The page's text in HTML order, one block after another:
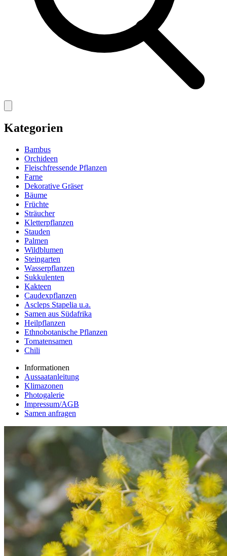
Kategorien
Bambus
Orchideen
Fleischfressende Pflanzen
Farne
Dekorative Gräser
Bäume
Früchte
Sträucher
Kletterpflanzen
Stauden
Palmen
Wildblumen
Steingarten
Wasserpflanzen
Sukkulenten
Kakteen
Caudexpflanzen
Ascleps Stapelia u.a.
Samen aus Südafrika
Heilpflanzen
Ethnobotanische Pflanzen
Tomatensamen
Chili
Informationen
Aussaatanleitung
Klimazonen
Photogalerie
Impressum/AGB
Samen anfragen